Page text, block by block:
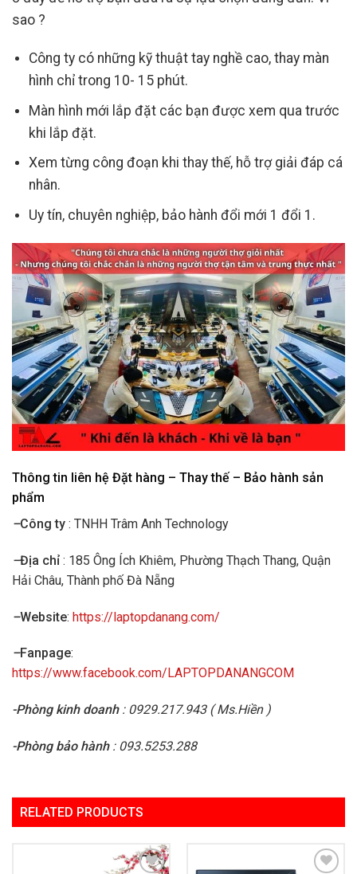
sao ?
Công ty có những kỹ thuật tay nghề cao, thay màn
hình chỉ trong 10- 15 phút.
Màn hình mới lắp đặt các bạn được xem qua trước
khi lắp đặt.
Xem từng công đoạn khi thay thế, hỗ trợ giải đáp cá
nhân.
Uy tín, chuyên nghiệp, bảo hành đổi mới 1 đổi 1.
Thông tin liên hệ Đặt hàng – Thay thế – Bảo hành sản
phẩm
–Công ty : TNHH Trâm Anh Technology
–Địa chỉ : 185 Ông Ích Khiêm, Phường Thạch Thang, Quận
Hải Châu, Thành phố Đà Nẵng
–Website: https://laptopdanang.com/
–Fanpage:
https://www.facebook.com/LAPTOPDANANGCOM
-Phòng kinh doanh: 0929.217.943 ( Ms.Hiền )
-Phòng bảo hành: 093.5253.288
RELATED PRODUCTS